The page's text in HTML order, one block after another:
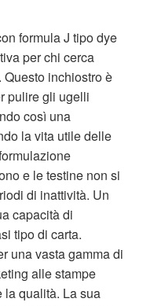
formula J tipo dye
per chi cerca
inchiostro è
pulire gli ugelli
così una
la vita utile delle
e le testine non si
di inattività. Un
capacità di
tipo di carta.
una vasta gamma di
alle stampe
la qualità. La sua